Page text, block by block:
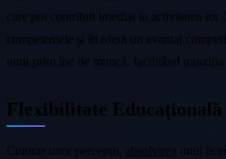
care pot contribui imediat la activitatea lor.
competențele și îți oferă un avantaj
unui prim loc de muncă, facilitând tranziția
Flexibilitate Educațională
Contrar unor percepții, absolvirea unui